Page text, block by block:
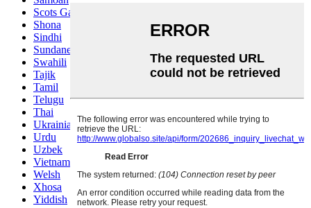
Scots Gaelic
Shona
Sindhi
Sundanese
Swahili
Tajik
Tamil
Telugu
Thai
Ukrainian
Urdu
Uzbek
Vietnamese
Welsh
Xhosa
Yiddish